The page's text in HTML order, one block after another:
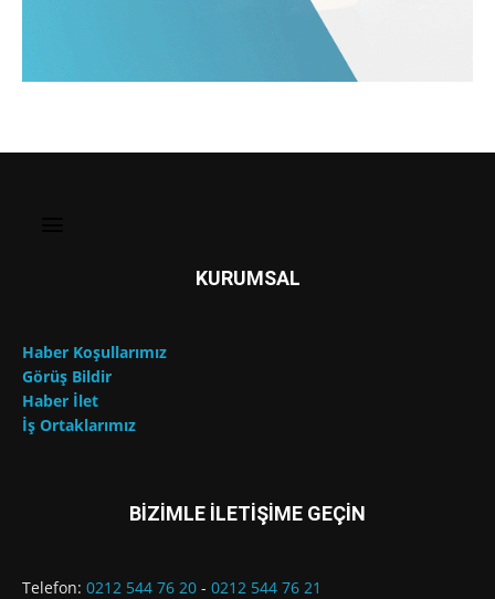
KURUMSAL
Haber Koşullarımız
Görüş Bildir
Haber İlet
İş Ortaklarımız
BİZİMLE İLETİŞİME GEÇİN
Telefon: 0212 544 76 20 - 0212 544 76 21